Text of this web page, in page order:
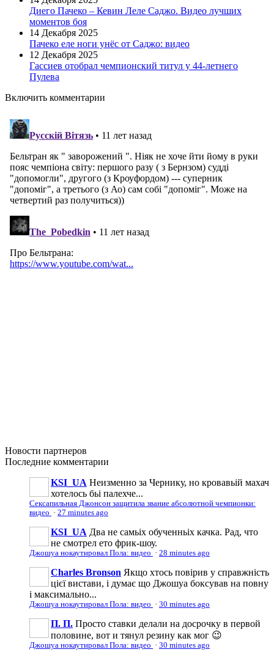
Диего Пачеко – Кевин Леле Саджо. Видео лучших
моментов боя
14 Декабря 2025
Пачеко еле ноги унёс от Саджо: видео
12 Декабря 2025
Гассиев отобрал чемпионский титул у 44-летнего
Пулева
Включить комментарии
Новости партнеров
Последние комментарии
KSI_UA Неизменно за Чернику, но кровавьій махач
хотелось бьі палехче...
Сексапильная Джонсон защитила звание абсолютной чемпионки:
видео · 27 minutes ago
KSI_UA Два не самьіх обученньіх качка. Рад, что
не смотрел ето фрик-шоу.
Джошуа нокаутировал Пола: видео · 28 minutes ago
Charles Bronson Якщо хтось повірив у справжність
цієї вистави, і думає що Джошуа боксував на повну
і максимально...
Джошуа нокаутировал Пола: видео · 30 minutes ago
П. П. Просто ставки делали на досрочку в первой
половине, вот и тянул резину как мог 😉
Джошуа нокаутировал Пола: видео · 30 minutes ago